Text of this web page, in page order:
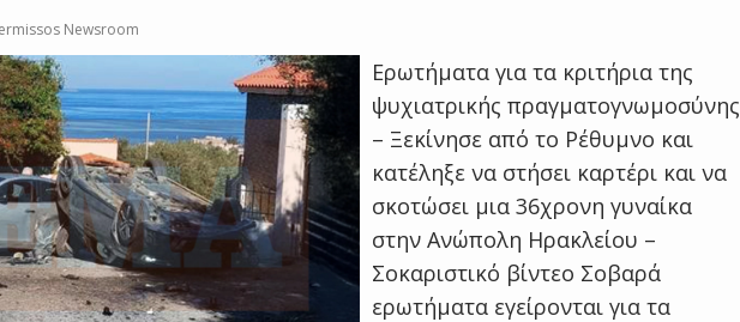
Newsroom
Ερωτήματα για τα κριτήρια της
ψυχιατρικής πραγματογνωμοσύνης
– Ξεκίνησε από το Ρέθυμνο και
κατέληξε να στήσει καρτέρι και να
σκοτώσει μια 36χρονη γυναίκα
στην Ανώπολη Ηρακλείου –
Σοκαριστικό βίντεο Σοβαρά
ερωτήματα εγείρονται για τα